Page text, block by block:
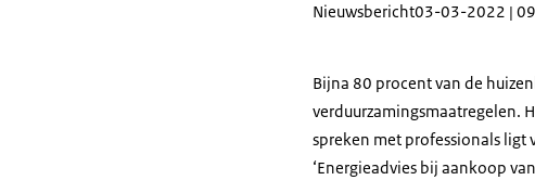
Nieuwsbericht03-03-2022 |
Bijna 80 procent van de
verduurzamingsmaatregelen.
spreken met professionals
‘Energieadvies bij aankoop